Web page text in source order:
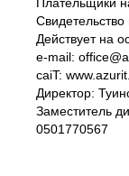
Плательщики
Действует на
e-mail:
caiT:
Директор:
Заместитель
0501770567